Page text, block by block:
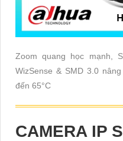
Zoom quang học mạnh,
WizSense & SMD 3.0
đến 65°C
CAMERA IP